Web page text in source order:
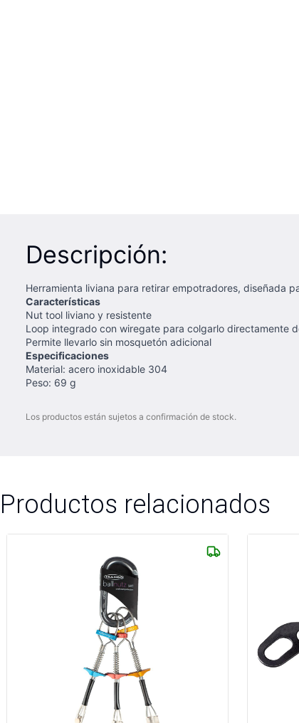
Descripción:
Herramienta liviana para retirar empotradores, diseñada
Características
Nut tool liviano y resistente
Loop integrado con wiregate para colgarlo directamente
Permite llevarlo sin mosquetón adicional
Especificaciones
Material: acero inoxidable 304
Peso: 69 g
Los productos están sujetos a confirmación de stock.
Productos relacionados